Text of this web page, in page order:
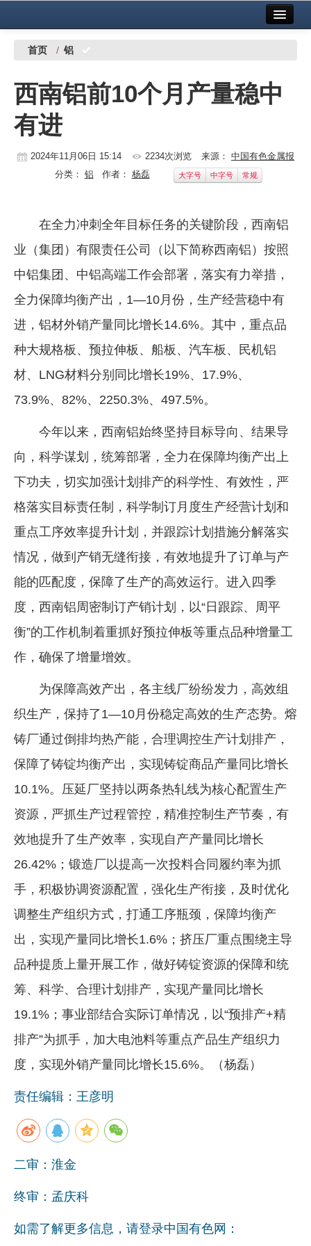
中国有色金属报社主办
铜镍铅锌
铝
稀有稀土
镁钛
地矿 建设
党建工作
企业文化
《资源再生》杂志
首页 / 铝
西南铝前10个月产量稳中
有进
2024年11月06日 15:14 2234次浏览 来源： 中国有色金属报
分类： 铝 作者： 杨磊 大字号 中字号 常规
在全力冲刺全年目标任务的关键阶段，西南铝
业（集团）有限责任公司（以下简称西南铝）按照
中铝集团、中铝高端工作会部署，落实有力举措，
全力保障均衡产出，1—10月份，生产经营稳中有
进，铝材外销产量同比增长14.6%。其中，重点品
种大规格板、预拉伸板、船板、汽车板、民机铝
材、LNG材料分别同比增长19%、17.9%、
73.9%、82%、2250.3%、497.5%。
今年以来，西南铝始终坚持目标导向、结果导
向，科学谋划，统筹部署，全力在保障均衡产出上
下功夫，切实加强计划排产的科学性、有效性，严
格落实目标责任制，科学制订月度生产经营计划和
重点工序效率提升计划，并跟踪计划措施分解落实
情况，做到产销无缝衔接，有效地提升了订单与产
能的匹配度，保障了生产的高效运行。进入四季
度，西南铝周密制订产销计划，以“日跟踪、周平
衡”的工作机制着重抓好预拉伸板等重点品种增量工
作，确保了增量增效。
为保障高效产出，各主线厂纷纷发力，高效组
织生产，保持了1—10月份稳定高效的生产态势。熔
铸厂通过倒排均热产能，合理调控生产计划排产，
保障了铸锭均衡产出，实现铸锭商品产量同比增长
10.1%。压延厂坚持以两条热轧线为核心配置生产
资源，严抓生产过程管控，精准控制生产节奏，有
效地提升了生产效率，实现自产产量同比增长
26.42%；锻造厂以提高一次投料合同履约率为抓
手，积极协调资源配置，强化生产衔接，及时优化
调整生产组织方式，打通工序瓶颈，保障均衡产
出，实现产量同比增长1.6%；挤压厂重点围绕主导
品种提质上量开展工作，做好铸锭资源的保障和统
筹、科学、合理计划排产，实现产量同比增长
19.1%；事业部结合实际订单情况，以“预排产+精
排产”为抓手，加大电池料等重点产品生产组织力
度，实现外销产量同比增长15.6%。（杨磊）
责任编辑：王彦明
二审：淮金
终审：孟庆科
如需了解更多信息，请登录中国有色网：